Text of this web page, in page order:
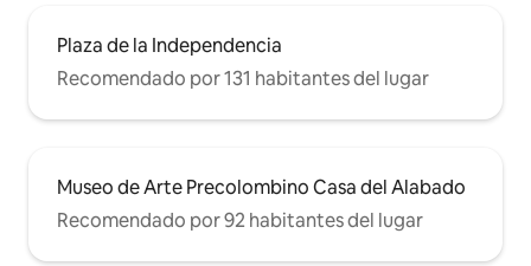
Plaza de la Independencia
Recomendado por 131 habitantes del lugar
Museo de Arte Precolombino Casa del Alabado
Recomendado por 92 habitantes del lugar